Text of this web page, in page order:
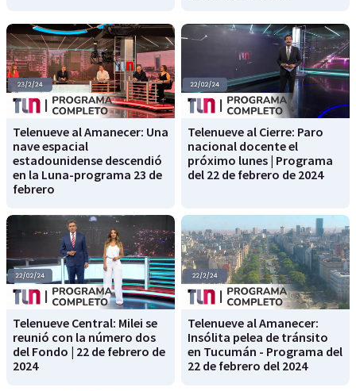
Telenueve al Amanecer: Una
nave espacial
estadounidense descendió
en la Luna-programa 23 de
febrero
Telenueve al Cierre: Paro
nacional docente el
próximo lunes | Programa
del 22 de febrero de 2024
Telenueve Central: Milei se
reunió con la número dos
del Fondo | 22 de febrero de
2024
Telenueve al Amanecer:
Insólita pelea de tránsito
en Tucumán - Programa del
22 de febrero del 2024